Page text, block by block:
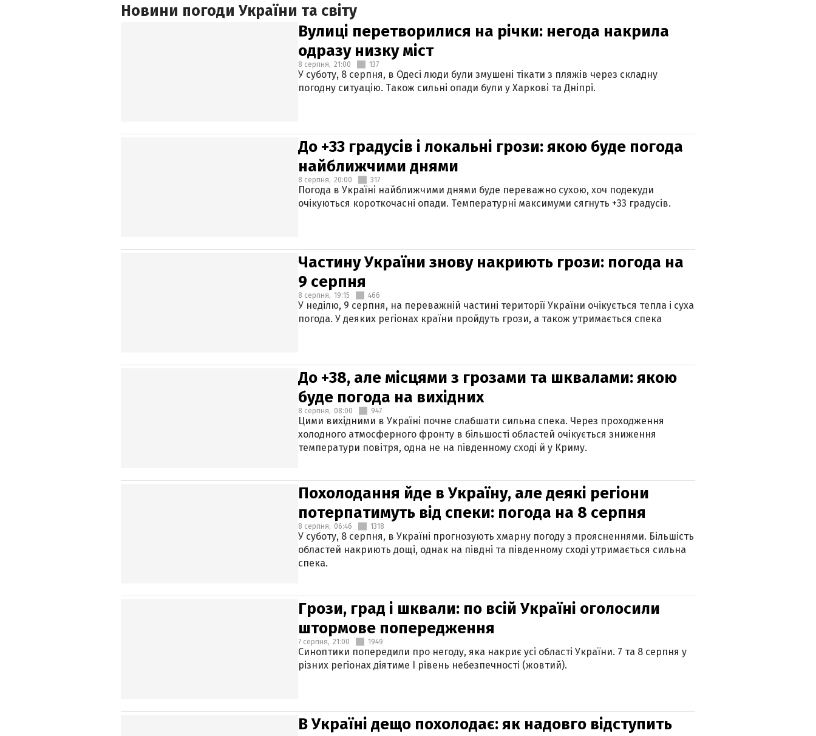
Новини погоди України та світу
Вулиці перетворилися на річки: негода накрила
одразу низку міст
8 серпня, 21:00 137
У суботу, 8 серпня, в Одесі люди були змушені тікати з пляжів через складну
погодну ситуацію. Також сильні опади були у Харкові та Дніпрі.
До +33 градусів і локальні грози: якою буде погода
найближчими днями
8 серпня, 20:00 317
Погода в Україні найближчими днями буде переважно сухою, хоч подекуди
очікуються короткочасні опади. Температурні максимуми сягнуть +33 градусів.
Частину України знову накриють грози: погода на
9 серпня
8 серпня, 19:15 466
У неділю, 9 серпня, на переважній частині території України очікується тепла і суха
погода. У деяких регіонах країни пройдуть грози, а також утримається спека
До +38, але місцями з грозами та шквалами: якою
буде погода на вихідних
8 серпня, 08:00 947
Цими вихідними в Україні почне слабшати сильна спека. Через проходження
холодного атмосферного фронту в більшості областей очікується зниження
температури повітря, одна не на південному сході й у Криму.
Похолодання йде в Україну, але деякі регіони
потерпатимуть від спеки: погода на 8 серпня
8 серпня, 06:46 1318
У суботу, 8 серпня, в Україні прогнозують хмарну погоду з проясненнями. Більшість
областей накриють дощі, однак на півдні та південному сході утримається сильна
спека.
Грози, град і шквали: по всій Україні оголосили
штормове попередження
7 серпня, 21:00 1949
Синоптики попередили про негоду, яка накриє усі області України. 7 та 8 серпня у
різних регіонах діятиме І рівень небезпечності (жовтий).
В Україні дещо похолодає: як надовго відступить